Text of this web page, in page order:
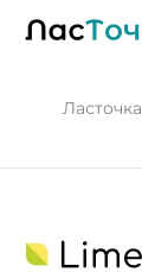
Ласточка